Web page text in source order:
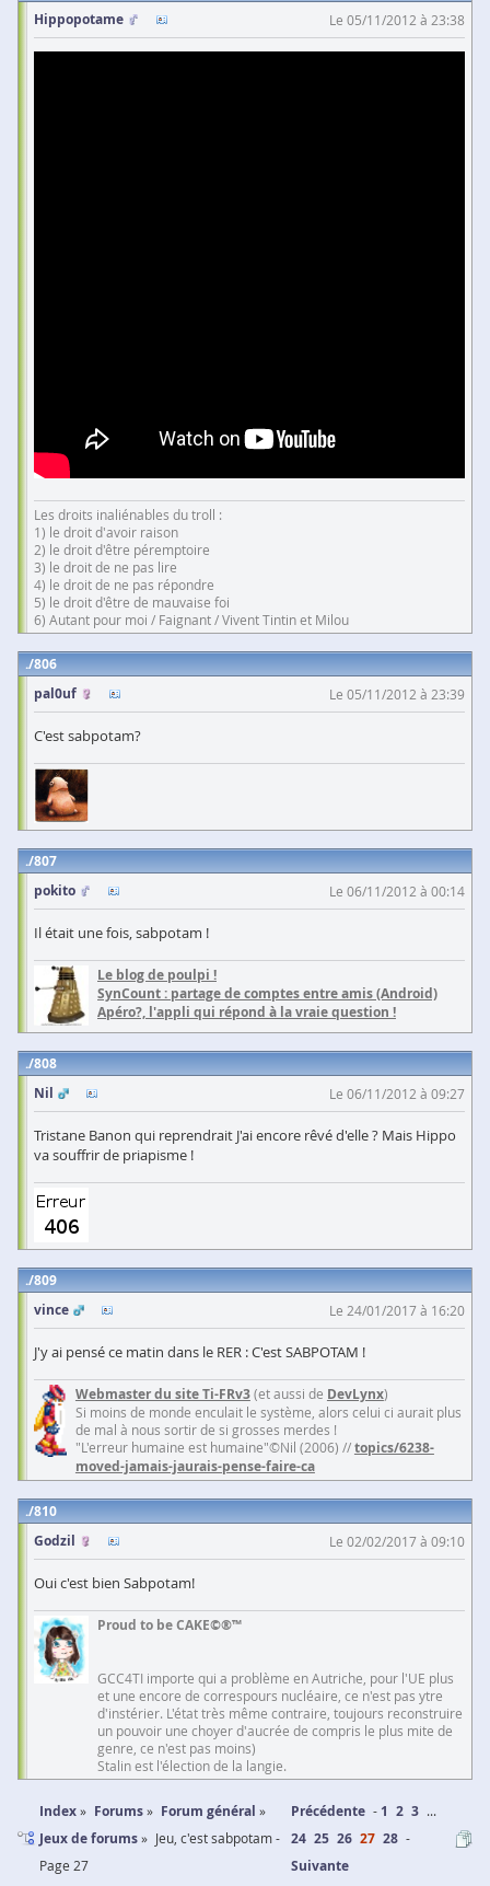
Hippopotame
Le 05/11/2012 à 23:38
Les droits inaliénables du troll :
1) le droit d'avoir raison
2) le droit d'être péremptoire
3) le droit de ne pas lire
4) le droit de ne pas répondre
5) le droit d'être de mauvaise foi
6) Autant pour moi / Faignant / Vivent Tintin et Milou
806
pal0uf
Le 05/11/2012 à 23:39
C'est sabpotam?
807
pokito
Le 06/11/2012 à 00:14
Il était une fois, sabpotam !
Le blog de poulpi !
SynCount : partage de comptes entre amis (Android)
Apéro?, l'appli qui répond à la vraie question !
808
Nil
Le 06/11/2012 à 09:27
Tristane Banon qui reprendrait J'ai encore rêvé d'elle ? Mais Hippo
va souffrir de priapisme !
809
vince
Le 24/01/2017 à 16:20
J'y ai pensé ce matin dans le RER : C'est SABPOTAM !
Webmaster du site Ti-FRv3(et aussi de DevLynx)
Si moins de monde enculait le système, alors celui ci aurait plus
de mal à nous sortir de si grosses merdes !
"L'erreur humaine est humaine"©Nil (2006) //topics/6238-
moved-jamais-jaurais-pense-faire-ca
810
Godzil
Le 02/02/2017 à 09:10
Oui c'est bien Sabpotam!
Proud to be CAKE©®™
GCC4TI importe qui a problème en Autriche, pour l'UE plus
et une encore de correspours nucléaire, ce n'est pas ytre
d'instérier. L'état très même contraire, toujours reconstruire
un pouvoir une choyer d'aucrée de compris le plus mite de
genre, ce n'est pas moins)
Stalin est l'élection de la langie.
Index Forums
Forum général
Jeux de forums
Jeu, c'est sabpotam -
Page 27
Précédente 1 2 3 ...
24 25 26 27 28
Suivante